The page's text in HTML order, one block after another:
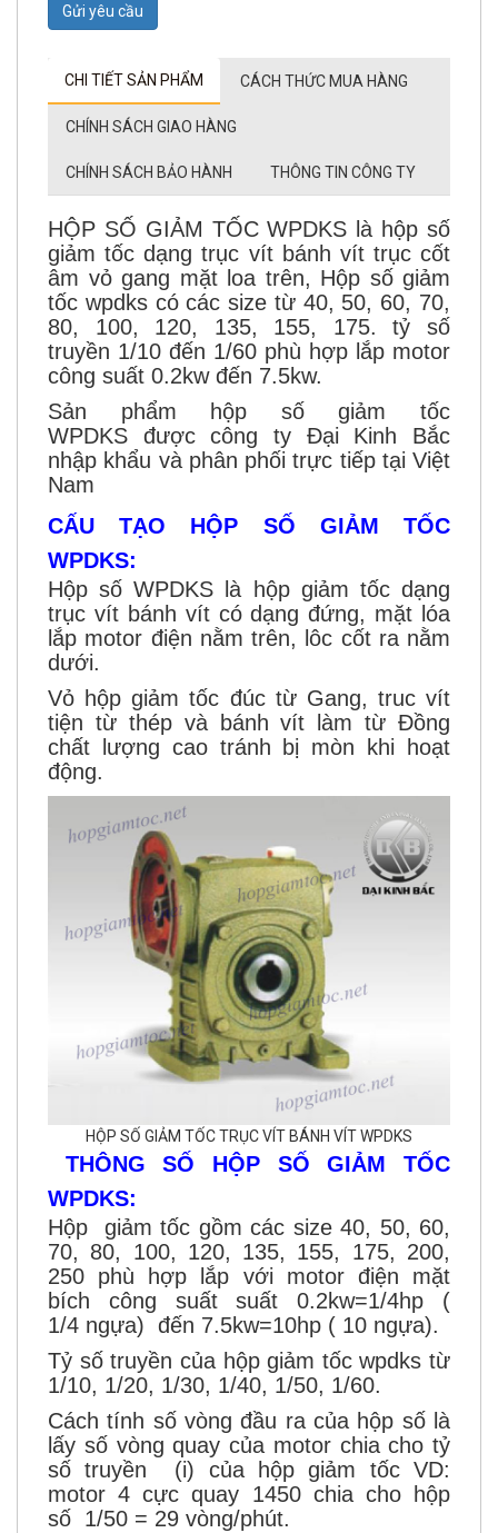
Gửi yêu cầu
CHI TIẾT SẢN PHẨM CÁCH THỨC MUA HÀNG
CHÍNH SÁCH GIAO HÀNG
CHÍNH SÁCH BẢO HÀNH THÔNG TIN CÔNG TY
HỘP SỐ GIẢM TỐC WPDKS là hộp số
giảm tốc dạng trục vít bánh vít trục cốt
âm vỏ gang mặt loa trên, Hộp số giảm
tốc wpdks có các size từ 40, 50, 60, 70,
80, 100, 120, 135, 155, 175. tỷ số
truyền 1/10 đến 1/60 phù hợp lắp motor
công suất 0.2kw đến 7.5kw.
Sản phẩm hộp số giảm tốc
WPDKS được công ty Đại Kinh Bắc
nhập khẩu và phân phối trực tiếp tại Việt
Nam
CẤU TẠO HỘP SỐ GIẢM TỐC
WPDKS:
Hộp số WPDKS là hộp giảm tốc dạng
trục vít bánh vít có dạng đứng, mặt lóa
lắp motor điện nằm trên, lôc cốt ra nằm
dưới.
Vỏ hộp giảm tốc đúc từ Gang, truc vít
tiện từ thép và bánh vít làm từ Đồng
chất lượng cao tránh bị mòn khi hoạt
động.
HỘP SỐ GIẢM TỐC TRỤC VÍT BÁNH VÍT WPDKS
THÔNG SỐ HỘP SỐ GIẢM TỐC
WPDKS:
Hộp giảm tốc gồm các size 40, 50, 60,
70, 80, 100, 120, 135, 155, 175, 200,
250 phù hợp lắp với motor điện mặt
bích công suất suất 0.2kw=1/4hp (
1/4 ngựa) đến 7.5kw=10hp ( 10 ngựa).
Tỷ số truyền của hộp giảm tốc wpdks từ
1/10, 1/20, 1/30, 1/40, 1/50, 1/60.
Cách tính số vòng đầu ra của hộp số là
lấy số vòng quay của motor chia cho tỷ
số truyền (i) của hộp giảm tốc VD:
motor 4 cực quay 1450 chia cho hộp
số 1/50 = 29 vòng/phút.